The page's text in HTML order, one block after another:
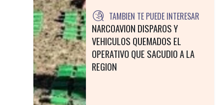
TAMBIEN TE PUEDE INTERESAR
NARCOAVION DISPAROS Y
VEHICULOS QUEMADOS EL
OPERATIVO QUE SACUDIO A LA
REGION